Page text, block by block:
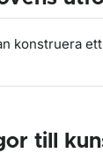
konstruera
till